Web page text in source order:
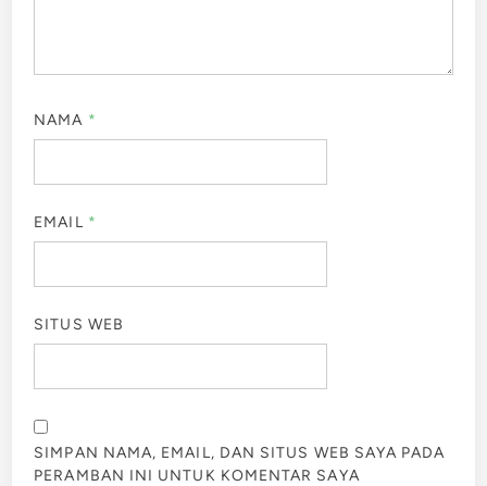
NAMA *
EMAIL *
SITUS WEB
SIMPAN NAMA, EMAIL, DAN SITUS WEB SAYA PADA
PERAMBAN INI UNTUK KOMENTAR SAYA